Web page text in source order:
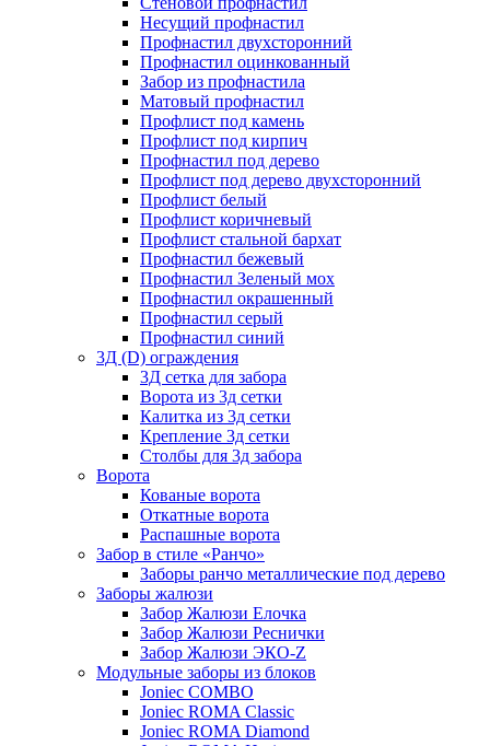
Несущий профнастил
Профнастил двухсторонний
Профнастил оцинкованный
Забор из профнастила
Матовый профнастил
Профлист под камень
Профлист под кирпич
Профнастил под дерево
Профлист под дерево двухсторонний
Профлист белый
Профлист коричневый
Профлист стальной бархат
Профнастил бежевый
Профнастил Зеленый мох
Профнастил окрашенный
Профнастил серый
Профнастил синий
3Д (D) ограждения
3Д сетка для забора
Ворота из 3д сетки
Калитка из 3д сетки
Крепление 3д сетки
Столбы для 3д забора
Ворота
Кованые ворота
Откатные ворота
Распашные ворота
Забор в стиле «Ранчо»
Заборы ранчо металлические под дерево
Заборы жалюзи
Забор Жалюзи Елочка
Забор Жалюзи Реснички
Забор Жалюзи ЭКО-Z
Модульные заборы из блоков
Joniec COMBO
Joniec ROMA Classic
Joniec ROMA Diamond